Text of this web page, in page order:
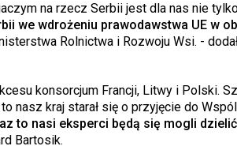
na rzecz Serbii jest dla nas nie
we wdrożeniu prawodawstwa UE w
Rolnictwa i Rozwoju Wsi. -
konsorcjum Francji, Litwy i Polski.
nasz kraj starał się o przyjęcie do
to nasi eksperci będą się mogli
Bartosik.